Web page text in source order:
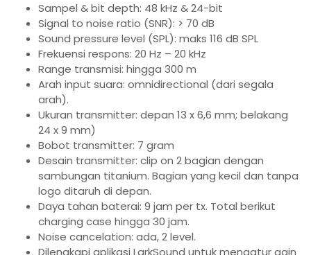
Sampel & bit depth: 48 kHz & 24-bit
Signal to noise ratio (SNR): > 70 dB
Sound pressure level (SPL): maks 116 dB SPL
Frekuensi respons: 20 Hz – 20 kHz
Range transmisi: hingga 300 m
Arah input suara: omnidirectional (dari segala
arah).
Ukuran transmitter: depan 13 x 6,6 mm; belakang
24 x 9 mm)
Bobot transmitter: 7 gram
Desain transmitter: clip on 2 bagian dengan
sambungan titanium. Bagian yang kecil dan tanpa
logo ditaruh di depan.
Daya tahan baterai: 9 jam per tx. Total berikut
charging case hingga 30 jam.
Noise cancelation: ada, 2 level.
Dilengkapi aplikasi LarkSound untuk mengatur gain